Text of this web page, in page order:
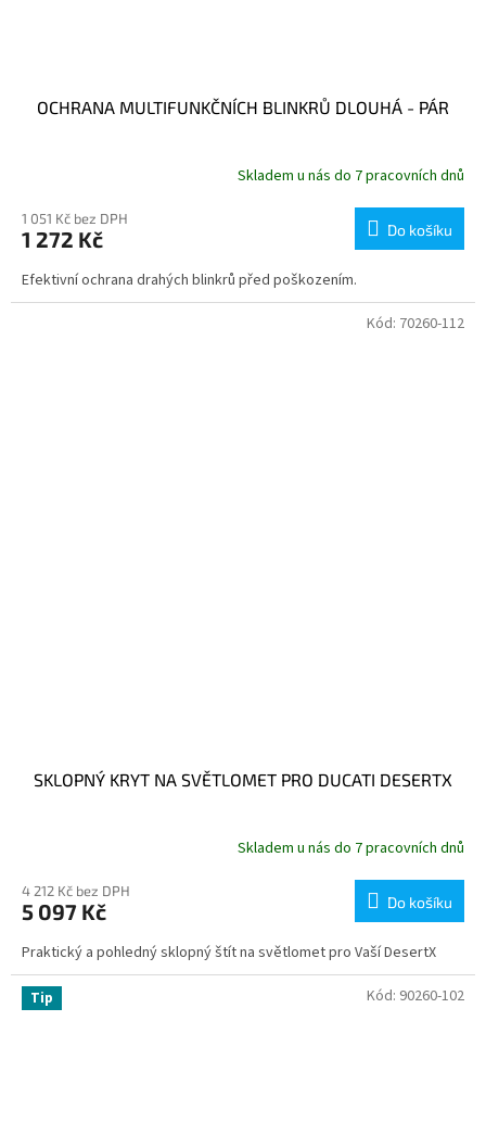
OCHRANA MULTIFUNKČNÍCH BLINKRŮ DLOUHÁ - PÁR
Skladem u nás do 7 pracovních dnů
1 051 Kč bez DPH
1 272 Kč Do košíku
Efektivní ochrana drahých blinkrů před poškozením.
SKLOPNÝ KRYT NA SVĚTLOMET PRO DUCATI DESERTX
Skladem u nás do 7 pracovních dnů
4 212 Kč bez DPH
5 097 Kč Do košíku
Praktický a pohledný sklopný štít na světlomet pro Vaší DesertX
Kód: 70260-112
Tip Kód: 90260-102